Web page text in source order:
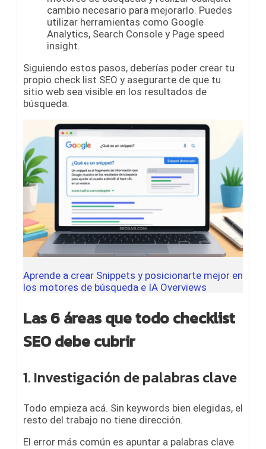
cambio necesario para mejorarlo. Puedes
utilizar herramientas como Google
Analytics, Search Console y Page speed
insight.
Siguiendo estos pasos, deberías poder crear tu
propio check list SEO y asegurarte de que tu
sitio web sea visible en los resultados de
búsqueda.
Aprende a crear Snippets y posicionarte mejor en
los motores de búsqueda e IA Overviews
Las 6 áreas que todo checklist
SEO debe cubrir
1. Investigación de palabras clave
Todo empieza acá. Sin keywords bien elegidas, el
resto del trabajo no tiene dirección.
El error más común es apuntar a palabras clave